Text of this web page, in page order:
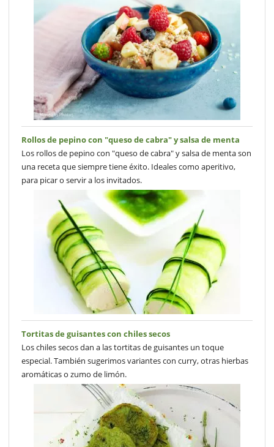
Rollos de pepino con "queso de cabra" y salsa de menta
Los rollos de pepino con "queso de cabra" y salsa de menta son
una receta que siempre tiene éxito. Ideales como aperitivo,
para picar o servir a los invitados.
Tortitas de guisantes con chiles secos
Los chiles secos dan a las tortitas de guisantes un toque
especial. También sugerimos variantes con curry, otras hierbas
aromáticas o zumo de limón.